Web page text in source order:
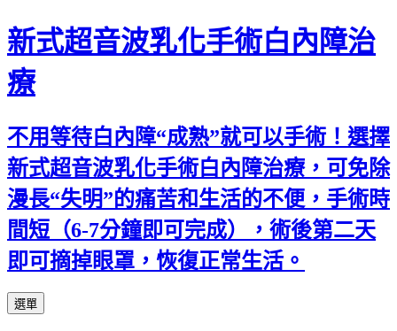
新式超音波乳化手術白內障治
療
不用等待白內障“成熟”就可以手術！選擇
新式超音波乳化手術白內障治療，可免除
漫長“失明”的痛苦和生活的不便，手術時
間短（6-7分鐘即可完成），術後第二天
即可摘掉眼罩，恢復正常生活。
選單